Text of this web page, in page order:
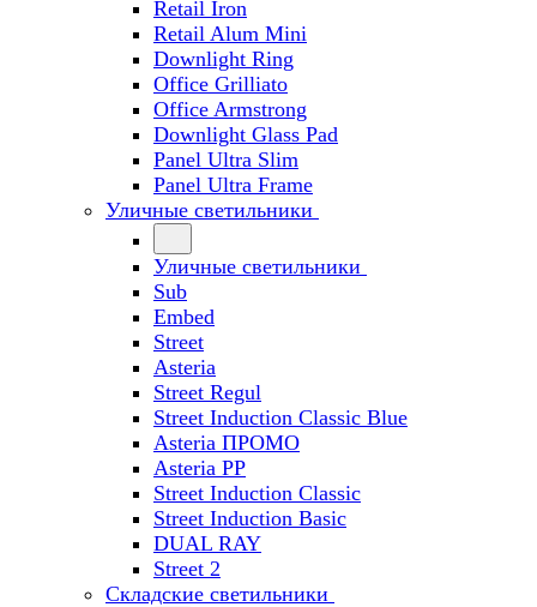
Retail Iron
Retail Alum Mini
Downlight Ring
Office Grilliato
Office Armstrong
Downlight Glass Pad
Panel Ultra Slim
Panel Ultra Frame
Уличные светильники
Уличные светильники
Sub
Embed
Street
Asteria
Street Regul
Street Induction Classic Blue
Asteria ПРОМО
Asteria PP
Street Induction Classic
Street Induction Basic
DUAL RAY
Street 2
Складские светильники